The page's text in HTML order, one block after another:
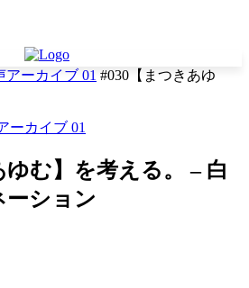
アーカイブ 01 #030【まつきあゆ
ーカイブ 01
ゆむ】を考える。 – 白
ーション